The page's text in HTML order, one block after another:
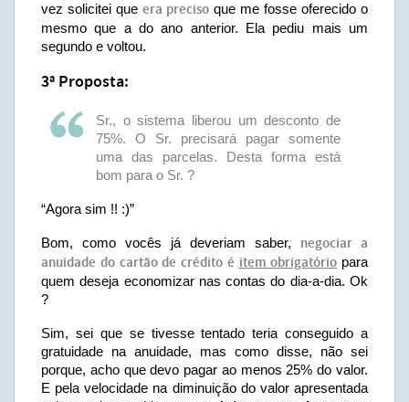
vez solicitei que era preciso que me fosse oferecido o
mesmo que a do ano anterior. Ela pediu mais um
segundo e voltou.
3ª Proposta:
Sr., o sistema liberou um desconto de
75%. O Sr. precisará pagar somente
uma das parcelas. Desta forma está
bom para o Sr. ?
“Agora sim !! :)”
Bom, como vocês já deveriam saber, negociar a
anuidade do cartão de crédito éitem obrigatório para
quem deseja economizar nas contas do dia-a-dia. Ok
?
Sim, sei que se tivesse tentado teria conseguido a
gratuidade na anuidade, mas como disse, não sei
porque, acho que devo pagar ao menos 25% do valor.
E pela velocidade na diminuição do valor apresentada